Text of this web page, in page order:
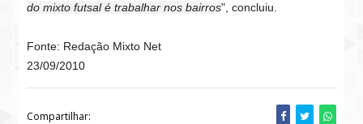
do mixto futsal é trabalhar nos bairros", concluiu.
Fonte: Redação Mixto Net
23/09/2010
Compartilhar: